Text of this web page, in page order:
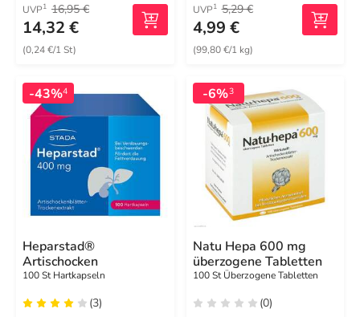
UVP1 16,95 €
14,32 €
(0,24 €/1 St)
UVP1 5,29 €
4,99 €
(99,80 €/1 kg)
-43%4
Heparstad®
Artischocken
100 St Hartkapseln
(3)
-6%3
Natu Hepa 600 mg
überzogene Tabletten
100 St Überzogene Tabletten
(0)